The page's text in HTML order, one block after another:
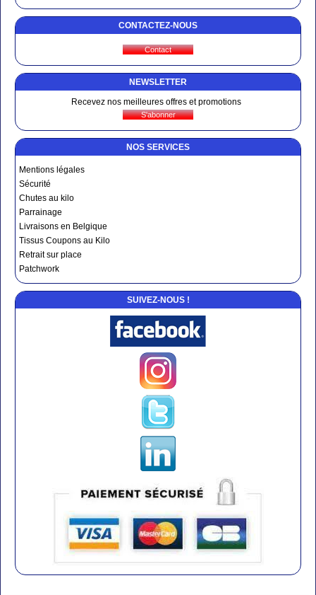
CONTACTEZ-NOUS
NEWSLETTER
Recevez nos meilleures offres et promotions
NOS SERVICES
Mentions légales
Sécurité
Chutes au kilo
Parrainage
Livraisons en Belgique
Tissus Coupons au Kilo
Retrait sur place
Patchwork
SUIVEZ-NOUS !